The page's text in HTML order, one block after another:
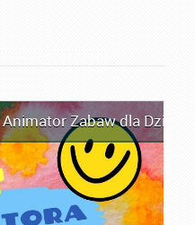
Animator Zabaw dla Dzieci